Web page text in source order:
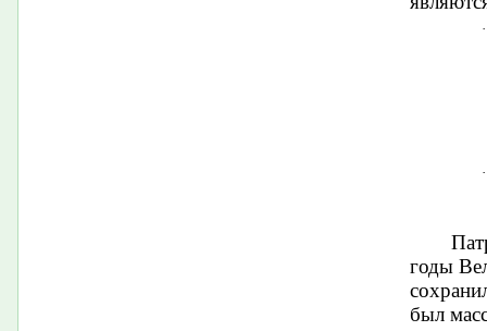
·
·
годы
был